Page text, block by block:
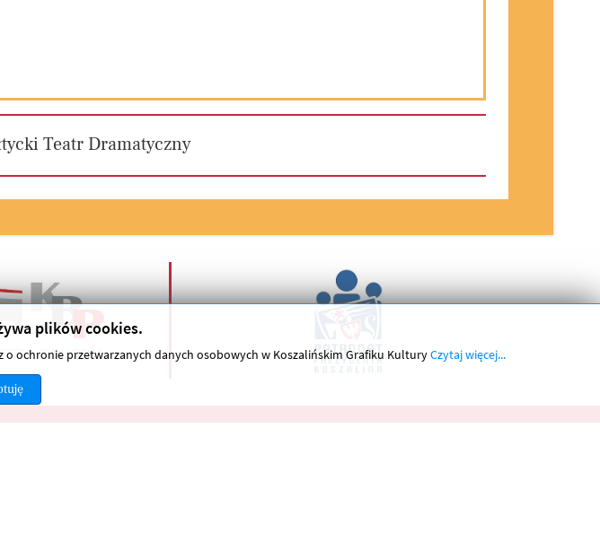
Teatr Dramatyczny
plików cookies.
o ochronie przetwarzanych danych osobowych w Koszalińskim Grafiku KulturyCzytaj więcej...